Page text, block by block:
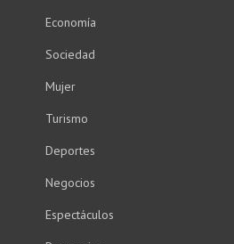
Economía
Sociedad
Mujer
Turismo
Deportes
Negocios
Espectáculos